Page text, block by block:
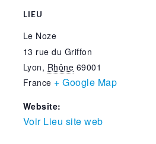
LIEU
Le Noze
13 rue du Griffon
Lyon, Rhône 69001
France + Google Map
Website:
Voir Lieu site web